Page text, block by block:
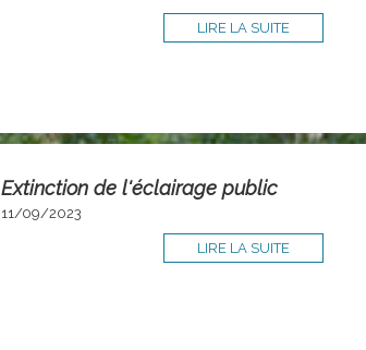
LIRE LA SUITE
Extinction de l'éclairage public
11/09/2023
LIRE LA SUITE